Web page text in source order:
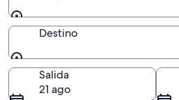
Origen
Destino
Destino
Salida
21 ago